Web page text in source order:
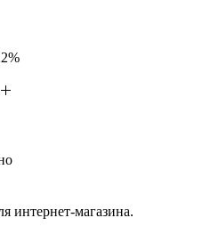
интернет-магазина.